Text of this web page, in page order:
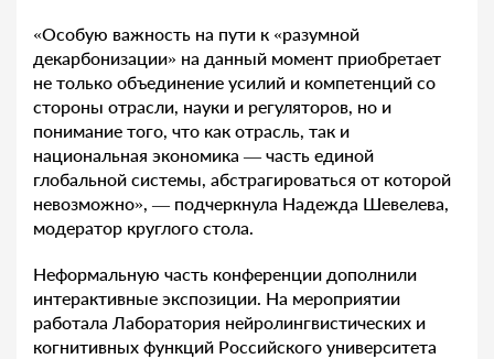
«Особую важность на пути к «разумной
декарбонизации» на данный момент приобретает
не только объединение усилий и компетенций со
стороны отрасли, науки и регуляторов, но и
понимание того, что как отрасль, так и
национальная экономика — часть единой
глобальной системы, абстрагироваться от которой
невозможно», — подчеркнула Надежда Шевелева,
модератор круглого стола.
Неформальную часть конференции дополнили
интерактивные экспозиции. На мероприятии
работала Лаборатория нейролингвистических и
когнитивных функций Российского университета